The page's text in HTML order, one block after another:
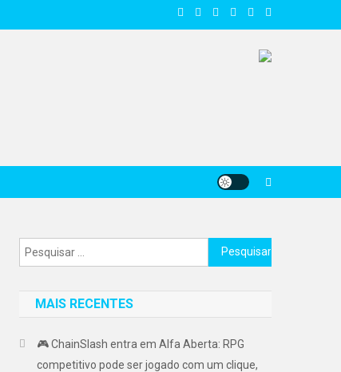
Pesquisar
por:
MAIS RECENTES
🎮 ChainSlash entra em Alfa Aberta: RPG
competitivo pode ser jogado com um clique,